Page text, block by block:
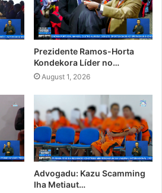
Prezidente Ramos-Horta
Kondekora Líder no…
August 1, 2026
Advogadu: Kazu Scamming
Iha Metiaut…